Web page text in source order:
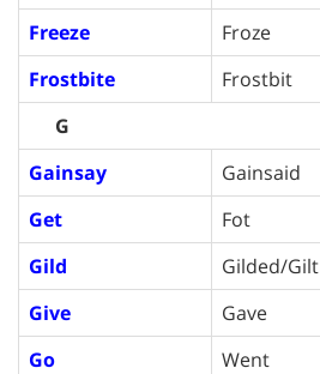
Freeze
Froze
Frostbite
Frostbit
G
Gainsay
Gainsaid
Get
Fot
Gild
Gilded/Gilt
Give
Gave
Go
Went